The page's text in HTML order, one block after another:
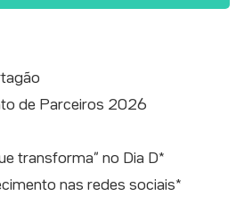
de Parceiros 2026
transforma” no Dia D*
nas redes sociais*